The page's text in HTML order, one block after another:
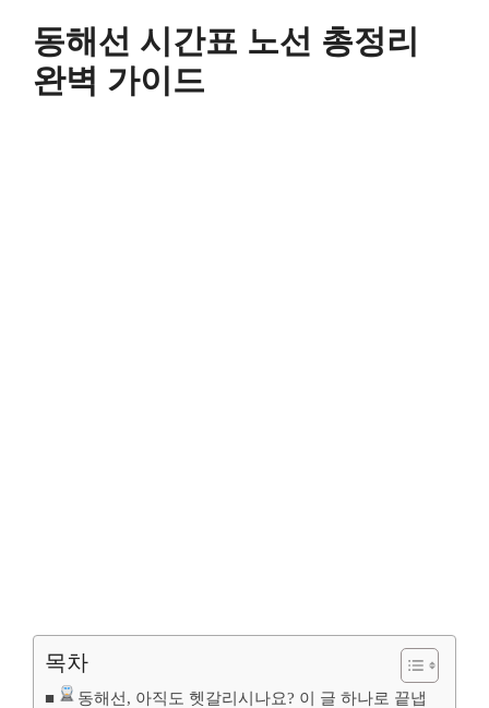
동해선 시간표 노선 총정리
완벽 가이드
목차
동해선, 아직도 헷갈리시나요? 이 글 하나로 끝냅